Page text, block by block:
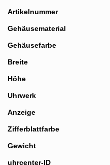
Artikelnummer
Gehäusematerial
Gehäusefarbe
Breite
Höhe
Details
Uhrwerk
Anzeige
Zifferblattfarbe
Gewicht
uhrcenter-ID